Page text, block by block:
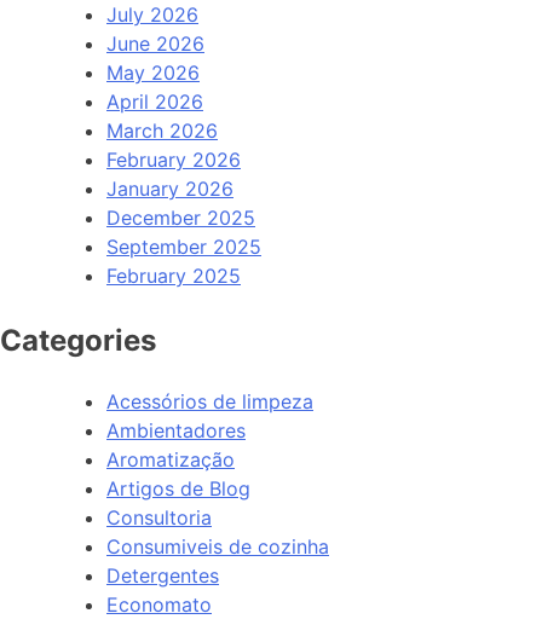
July 2026
June 2026
May 2026
April 2026
March 2026
February 2026
January 2026
December 2025
September 2025
February 2025
Categories
Acessórios de limpeza
Ambientadores
Aromatização
Artigos de Blog
Consultoria
Consumiveis de cozinha
Detergentes
Economato